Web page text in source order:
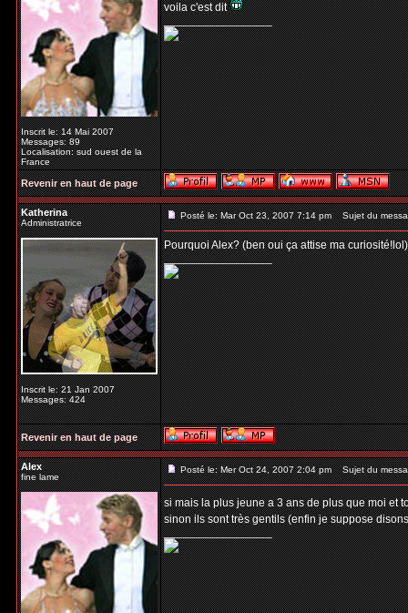
Inscrit le: 14 Mai 2007
Messages: 89
Localisation: sud ouest de la
France
voila c'est dit
_________________
Revenir en haut de page
Katherina
Administratrice
Inscrit le: 21 Jan 2007
Messages: 424
Posté le: Mar Oct 23, 2007 7:14 pm Sujet du
Pourquoi Alex? (ben oui ça attise ma
_________________
Revenir en haut de page
Alex
fine lame
Posté le: Mer Oct 24, 2007 2:04 pm Sujet du
si mais la plus jeune a 3 ans de plus que moi et
sinon ils sont très gentils (enfin je suppose
_________________